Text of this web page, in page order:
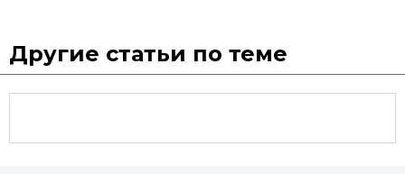
Другие статьи по теме